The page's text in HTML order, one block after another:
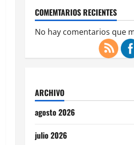
COMEMTARIOS RECIENTES
No hay comentarios que
ARCHIVO
agosto 2026
julio 2026